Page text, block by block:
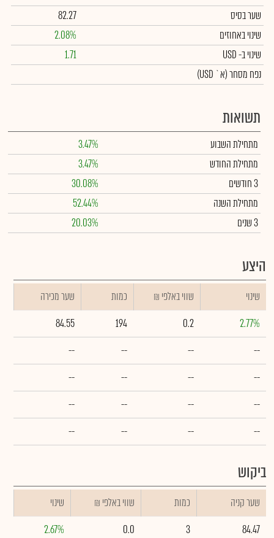
שער בסיס
82.27
שינוי באחוזים
2.08%
שינויב- USD
1.71
נפח מסחר(א` USD)
תשואות
מתחילת השבוע
3.47%
מתחילת החודש
3.47%
3 חודשים
30.08%
מתחילת השנה
52.44%
3 שנים
20.03%
היצע
שינוי ₪ שווי באלפי כמות
שער מכירה
2.77%
0.2
194
84.55
--
--
--
--
--
--
--
--
--
--
--
--
--
--
--
--
ביקוש
שער קניה כמות ₪ שווי באלפי
שינוי
84.47
3
0.0
2.67%